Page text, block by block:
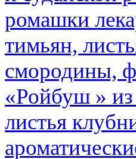
ромашки
тимьян,
смородины,
«Ройбуш » из
листья